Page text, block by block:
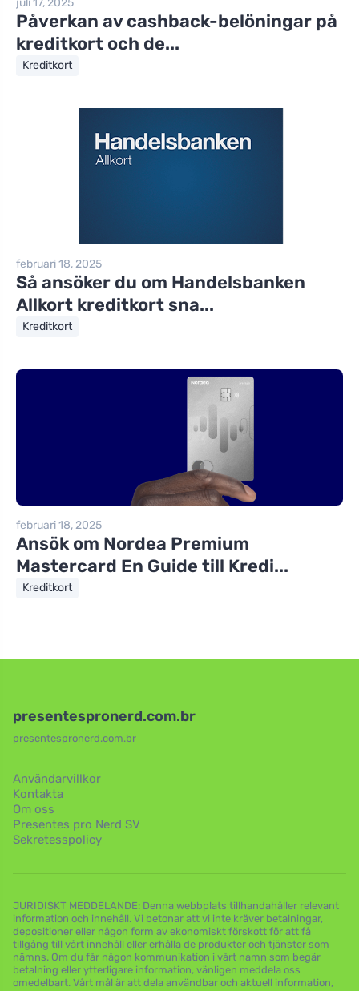
Påverkan av cashback-belöningar på
kreditkort och de...
Kreditkort
februari 18, 2025
Så ansöker du om Handelsbanken
Allkort kreditkort sna...
Kreditkort
februari 18, 2025
Ansök om Nordea Premium
Mastercard En Guide till Kredi...
Kreditkort
presentespronerd.com.br
presentespronerd.com.br
Användarvillkor
Kontakta
Om oss
Presentes pro Nerd SV
Sekretesspolicy
JURIDISKT MEDDELANDE: Denna webbplats tillhandahåller relevant
information och innehåll. Vi betonar att vi inte kräver betalningar,
depositioner eller någon form av ekonomiskt förskott för att få
tillgång till vårt innehåll eller erhålla de produkter och tjänster som
nämns. Om du får någon kommunikation i vårt namn som begär
betalning eller ytterligare information, vänligen meddela oss
omedelbart. Vårt mål är att dela användbar och aktuell information,